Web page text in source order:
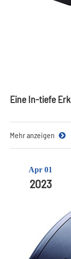
Eine In-tiefe
Mehr anzeigen
Apr 01
2023